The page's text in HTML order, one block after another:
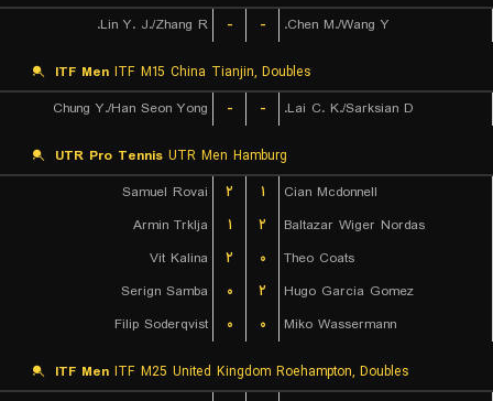
Lin Y. J./Zhang R.
- - Chen M./Wang Y.
ITF Men ITF M15 China Tianjin, Doubles
Chung Y./Han Seon Yong
- - Lai C. K./Sarksian D.
UTR Pro Tennis UTR Men Hamburg
Samuel Rovai
۲ ۱
Cian Mcdonnell
Armin Trklja
۱ ۲
Baltazar Wiger Nordas
Vit Kalina
۲ ۰
Theo Coats
Serign Samba
۰ ۲
Hugo Garcia Gomez
Filip Soderqvist
۰ ۰ Miko Wassermann
ITF Men ITF M25 United Kingdom Roehampton, Doubles